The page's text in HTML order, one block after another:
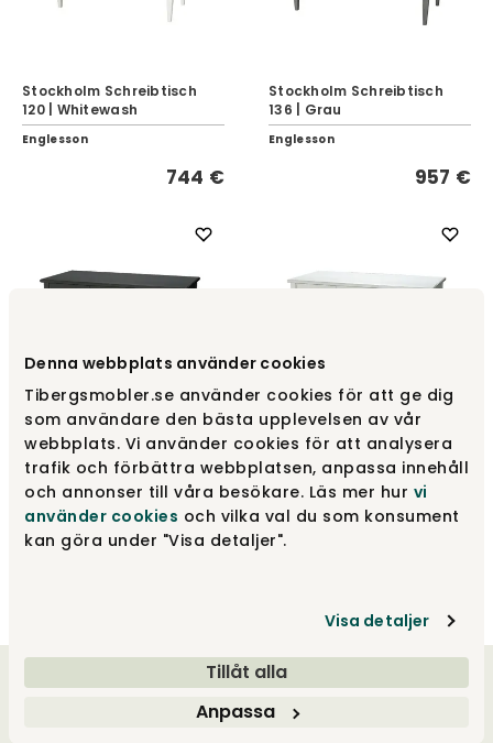
Denna webbplats använder cookies
Tibergsmobler.se använder cookies för att ge dig
som användare den bästa upplevelsen av vår
webbplats. Vi använder cookies för att analysera
trafik och förbättra webbplatsen, anpassa innehåll
och annonser till våra besökare. Läs mer hur vi
använder cookies och vilka val du som konsument
kan göra under "Visa detaljer".
Visa detaljer
Tillåt alla
Anpassa
Stockholm Schreibtisch
120 | Whitewash
Englesson
744 €
Stockholm Schreibtisch
136 | Grau
Englesson
957 €
Stockholm Schreibtisch
136 | Schwarz
Englesson
957 €
Stockholm Schreibtisch
136 | Whitewash
Englesson
957 €
Willkommen bei uns